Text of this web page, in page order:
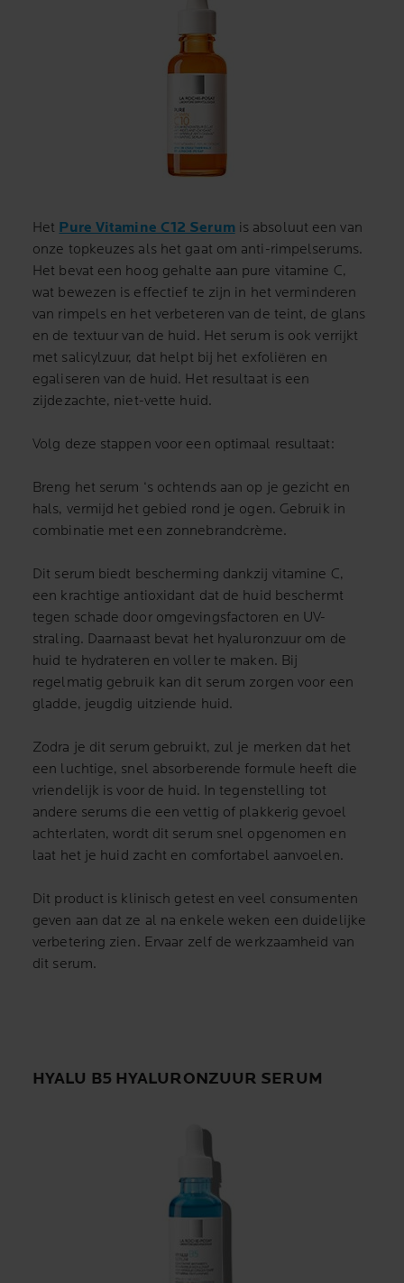
Het Pure Vitamine C12 Serumis absoluut een van
onze topkeuzes als het gaat om anti-rimpelserums.
Het bevat een hoog gehalte aan pure vitamine C,
wat bewezen is effectief te zijn in het verminderen
van rimpels en het verbeteren van de teint, de glans
en de textuur van de huid. Het serum is ook verrijkt
met salicylzuur, dat helpt bij het exfoliëren en
egaliseren van de huid. Het resultaat is een
zijdezachte, niet-vette huid.
Volg deze stappen voor een optimaal resultaat:
Breng het serum ‘s ochtends aan op je gezicht en
hals, vermijd het gebied rond je ogen. Gebruik in
combinatie met een zonnebrandcrème.
Dit serum biedt bescherming dankzij vitamine C,
een krachtige antioxidant dat de huid beschermt
tegen schade door omgevingsfactoren en UV-
straling. Daarnaast bevat het hyaluronzuur om de
huid te hydrateren en voller te maken. Bij
regelmatig gebruik kan dit serum zorgen voor een
gladde, jeugdig uitziende huid.
Zodra je dit serum gebruikt, zul je merken dat het
een luchtige, snel absorberende formule heeft die
vriendelijk is voor de huid. In tegenstelling tot
andere serums die een vettig of plakkerig gevoel
achterlaten, wordt dit serum snel opgenomen en
laat het je huid zacht en comfortabel aanvoelen.
Dit product is klinisch getest en veel consumenten
geven aan dat ze al na enkele weken een duidelijke
verbetering zien. Ervaar zelf de werkzaamheid van
dit serum.
HYALU B5 HYALURONZUUR SERUM